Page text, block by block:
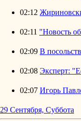
02:12
02:11 "Новость
02:09 В
02:08 Эксперт:
02:07 Игорь
29 Сентября, Суббота